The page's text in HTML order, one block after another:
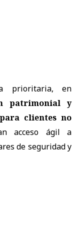
prioritaria, en
patrimonial y
clientes no
acceso ágil a
de seguridad y